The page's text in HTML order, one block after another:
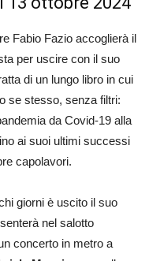
Fabio Fazio accoglierà il
per uscire con il suo
di un lungo libro in cui
se stesso, senza filtri:
da Covid-19 alla
ai suoi ultimi successi
capolavori.
giorni è uscito il suo
nel salotto
concerto in metro a